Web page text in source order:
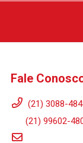
Fale
(21) 3088-
(21) 99602-